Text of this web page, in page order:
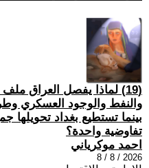
(19) لماذا يفصل العراق
والنفط والوجود العسكري
بينما تستطيع بغداد تحويلها
تفاوضية واحدة؟
احمد موكرياني
2026 / 8 / 8